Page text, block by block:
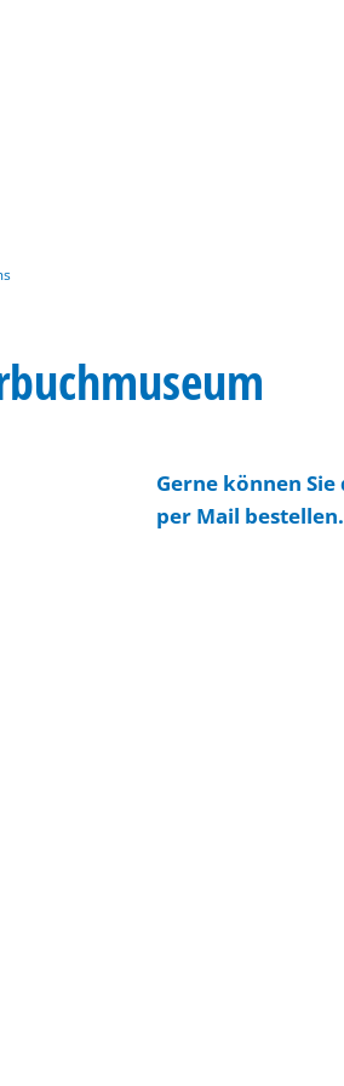
Gerne können
per Mail bestellen.